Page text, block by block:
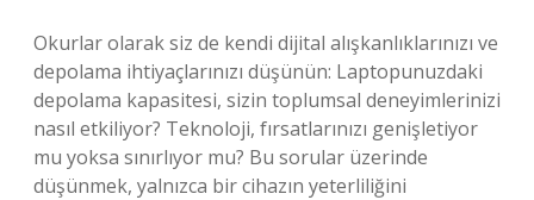
Okurlar olarak siz de kendi dijital alışkanlıklarınızı ve
depolama ihtiyaçlarınızı düşünün: Laptopunuzdaki
depolama kapasitesi, sizin toplumsal deneyimlerinizi
nasıl etkiliyor? Teknoloji, fırsatlarınızı genişletiyor
mu yoksa sınırlıyor mu? Bu sorular üzerinde
düşünmek, yalnızca bir cihazın yeterliliğini